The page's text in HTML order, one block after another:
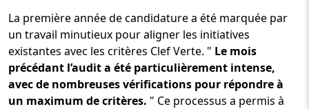
La première année de candidature a été marquée par
un travail minutieux pour aligner les initiatives
existantes avec les critères Clef Verte. " Le mois
précédant l’audit a été particulièrement intense,
avec de nombreuses vérifications pour répondre à
un maximum de critères. " Ce processus a permis à